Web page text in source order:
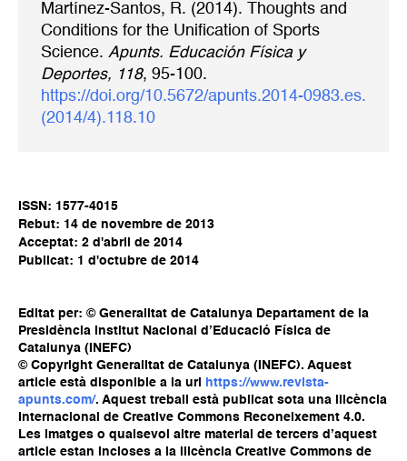
Martínez-Santos, R. (2014). Thoughts and
Conditions for the Unification of Sports
Science. Apunts. Educación Física y
Deportes, 118, 95-100.
https://doi.org/10.5672/apunts.2014-0983.es.
(2014/4).118.10
ISSN: 1577-4015
Rebut: 14 de novembre de 2013
Acceptat: 2 d'abril de 2014
Publicat: 1 d'octubre de 2014
Editat per: © Generalitat de Catalunya Departament de la
Presidència Institut Nacional d’Educació Física de
Catalunya (INEFC)
© Copyright Generalitat de Catalunya (INEFC). Aquest
article està disponible a la url
https://www.revista-
apunts.com/. Aquest treball està publicat sota una llicència
Internacional de Creative Commons Reconeixement 4.0.
Les imatges o qualsevol altre material de tercers d’aquest
article estan incloses a la llicència Creative Commons de